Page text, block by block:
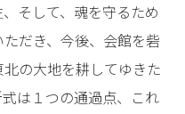
そして、魂を守るため
だき、今後、会館を砦
の大地を耕してゆきた
は１つの通過点、これ